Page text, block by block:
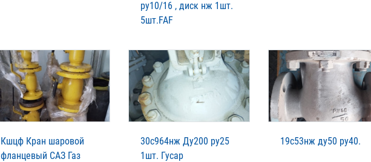
ру10/16 , диск нж 1шт.
5шт.FAF
Кшцф Кран шаровой
фланцевый САЗ Газ
30с964нж Ду200 ру25
1шт. Гусар
19с53нж ду50 ру40.